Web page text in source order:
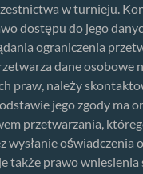
w turnieju.
dostępu do jego
ograniczenia
dane
praw, należy
jego zgody ma
przetwarzania,
także prawo